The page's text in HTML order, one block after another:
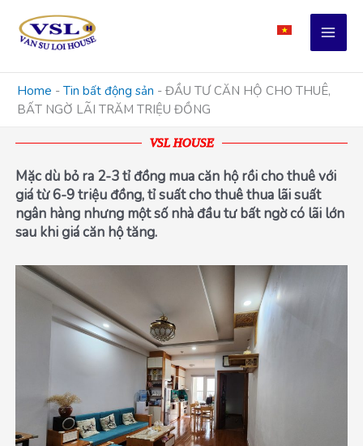
content
Home - Tin bất động sản - ĐẦU TƯ CĂN HỘ CHO THUÊ,
BẤT NGỜ LÃI TRĂM TRIỆU ĐỒNG
VSL HOUSE
Mặc dù bỏ ra 2-3 tỉ đồng mua căn hộ rồi cho thuê với
giá từ 6-9 triệu đồng, tỉ suất cho thuê thua lãi suất
ngân hàng nhưng một số nhà đầu tư bất ngờ có lãi lớn
sau khi giá căn hộ tăng.